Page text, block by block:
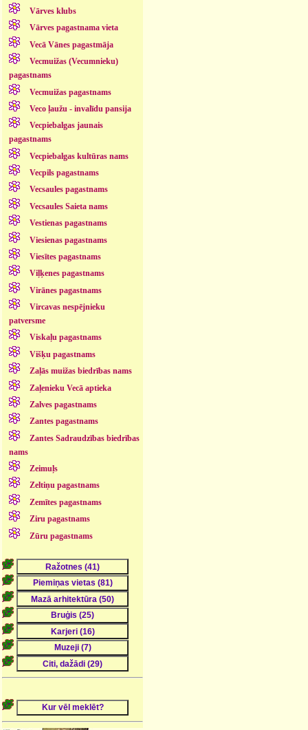
Vārves klubs
Vārves pagastnama vieta
Vecā Vānes pagastmāja
Vecmuižas (Vecumnieku)
pagastnams
Vecmuižas pagastnams
Veco ļaužu - invalīdu pansija
Vecpiebalgas jaunais
pagastnams
Vecpiebalgas kultūras nams
Vecpils pagastnams
Vecsaules pagastnams
Vecsaules Saieta nams
Vestienas pagastnams
Viesienas pagastnams
Viesītes pagastnams
Viļķenes pagastnams
Virānes pagastnams
Vircavas nespējnieku
patversme
Viskaļu pagastnams
Višķu pagastnams
Zaļās muižas biedrības nams
Zaļenieku Vecā aptieka
Zalves pagastnams
Zantes pagastnams
Zantes Sadraudzības biedrības
nams
Zeimuļs
Zeltiņu pagastnams
Zemītes pagastnams
Ziru pagastnams
Zūru pagastnams